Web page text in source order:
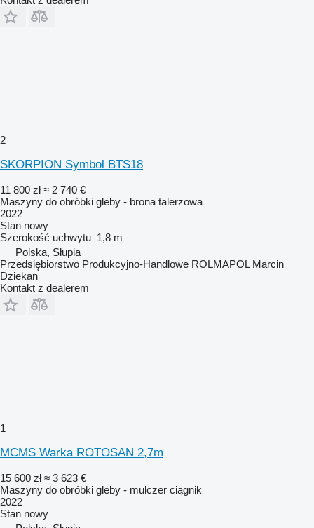
2
SKORPION Symbol BTS18
11 800 zł ≈ 2 740 €
Maszyny do obróbki gleby - brona talerzowa
2022
Stan nowy
Szerokość uchwytu 1,8 m
Polska, Słupia
Przedsiębiorstwo Produkcyjno-Handlowe ROLMAPOL Marcin
Dziekan
Kontakt z dealerem
1
MCMS Warka ROTOSAN 2,7m
15 600 zł ≈ 3 623 €
Maszyny do obróbki gleby - mulczer ciągnik
2022
Stan nowy